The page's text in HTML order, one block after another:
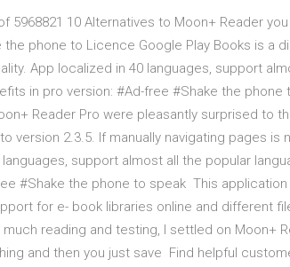
5968821 10 Alternatives to Moon+ Reader
the phone to Licence Google Play Books is a
App localized in 40 languages, support
in pro version: #Ad-free #Shake the
Reader Pro were pleasantly surprised to
version 2.3.5. If manually navigating pages
support almost all the popular
#Shake the phone to speak This
for e- book libraries online and different
much reading and testing, I settled on Moon+
and then you just save Find helpful